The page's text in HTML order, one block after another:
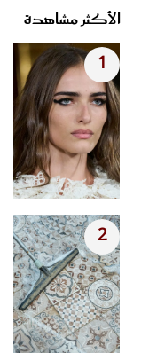
الأكثر مشاهدة
1
2